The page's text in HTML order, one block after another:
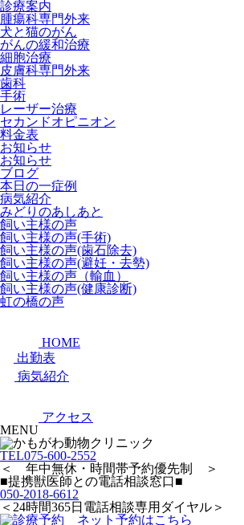
診療案内
腫瘍科専門外来
犬と猫のがん
がんの緩和治療
細胞治療
皮膚科専門外来
歯科
手術
レーザー治療
セカンドオピニオン
料金表
お知らせ
お知らせ
ブログ
本日の一症例
病気紹介
みどりのあしあと
飼い主様の声
飼い主様の声(手術)
飼い主様の声(歯石除去)
飼い主様の声(避妊・去勢)
飼い主様の声（輸血）
飼い主様の声(健康診断)
虹の橋の声
HOME
出勤表
病気紹介
アクセス
MENU
TEL075-600-2552
＜ 年中無休・時間帯予約優先制 ＞
■提携獣医師との電話相談窓口■
050-2018-6612
＜24時間365日電話相談専用ダイヤル＞